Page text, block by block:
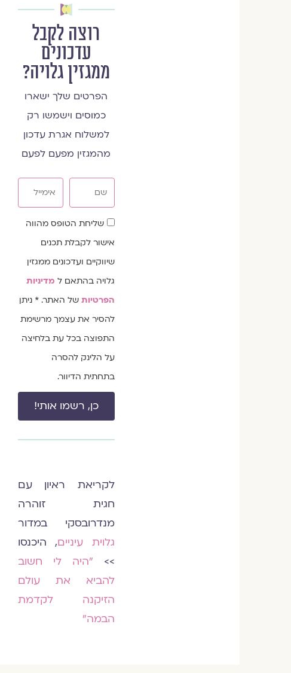
רוצה לקבל
עדכונים
ממגזין גלויה?
הפרטים שלך ישארו
כמוסים וישמשו רק
למשלוח אגרת עדכון
מהמגזין מפעם לפעם
שדהשליחת הטופס מהווה
אישור לקבלת תכנים
שיווקיים ועדכונים ממגזין
גלויה בהתאם ל מדיניות
הפרטיות של האתר. * ניתן
להסיר את עצמך מרשימת
התפוצה בכל עת בלחיצה
על הלינק להסרה
בתחתית הדיוור.
כן, רשמו אותי!
לקריאת ראיון עם
חגית זוהרה
מנדרובסקי במדור
גלוית עיניים, היכנסו
>> ״היה לי חשוב
להביא את עולם
הזיקנה לקדמת
הבמה״